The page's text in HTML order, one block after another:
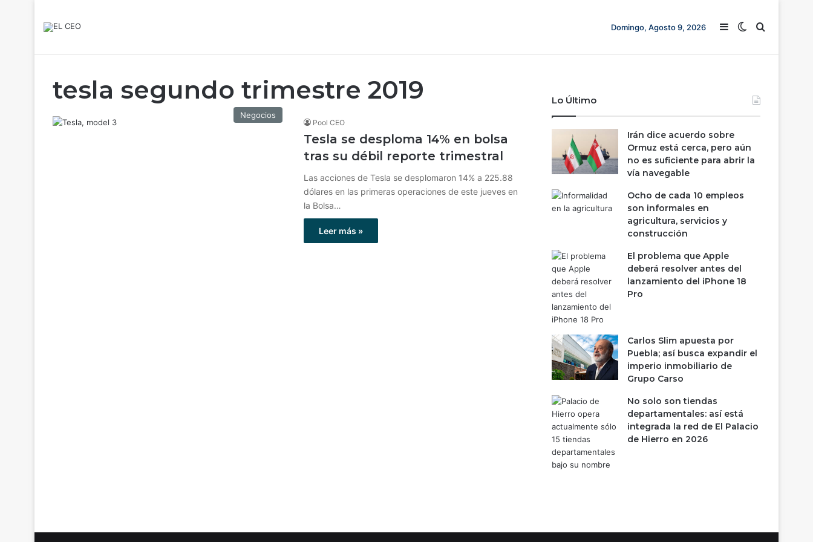
Domingo, Agosto 9, 2026 Barra lateral
Switch skin
Buscar
tesla segundo trimestre 2019
Negocios
Pool CEO
Tesla se desploma 14% en bolsa
tras su débil reporte trimestral
Las acciones de Tesla se desplomaron 14% a 225.88
dólares en las primeras operaciones de este jueves en
la Bolsa…
Leer más »
Lo Último
Irán dice acuerdo sobre
Ormuz está cerca, pero aún
no es suficiente para abrir la
vía navegable
Ocho de cada 10 empleos
son informales en
agricultura, servicios y
construcción
El problema que Apple
deberá resolver antes del
lanzamiento del iPhone 18
Pro
Carlos Slim apuesta por
Puebla; así busca expandir el
imperio inmobiliario de
Grupo Carso
No solo son tiendas
departamentales: así está
integrada la red de El Palacio
de Hierro en 2026